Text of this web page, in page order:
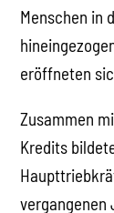
Menschen in
eröffneten
Zusammen
Kredits
vergangenen